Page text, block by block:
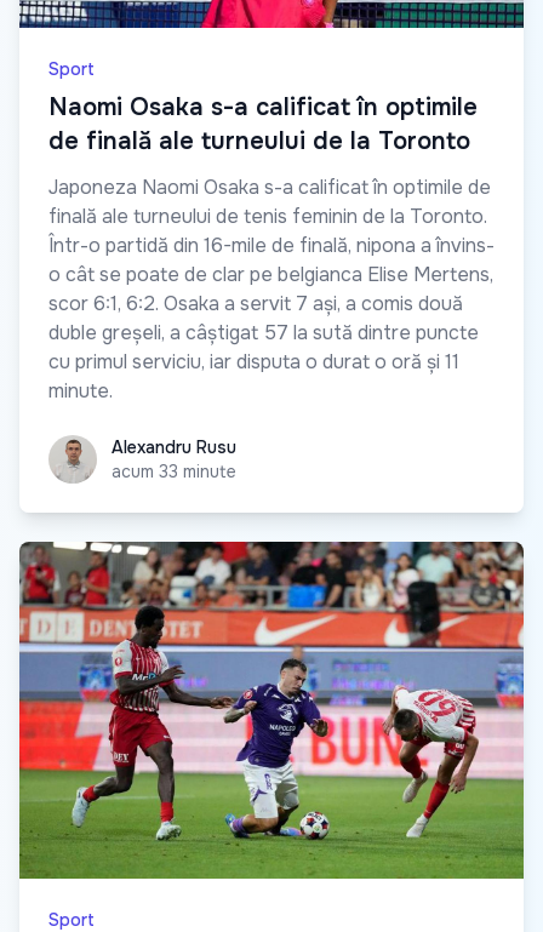
Sport
Naomi Osaka s-a calificat în optimile
de finală ale turneului de la Toronto
Japoneza Naomi Osaka s-a calificat în optimile de
finală ale turneului de tenis feminin de la Toronto.
Într-o partidă din 16-mile de finală, nipona a învins-
o cât se poate de clar pe belgianca Elise Mertens,
scor 6:1, 6:2. Osaka a servit 7 ași, a comis două
duble greșeli, a câștigat 57 la sută dintre puncte
cu primul serviciu, iar disputa o durat o oră și 11
minute.
Alexandru Rusu
Alexandru Rusu
acum 33 minute
Sport